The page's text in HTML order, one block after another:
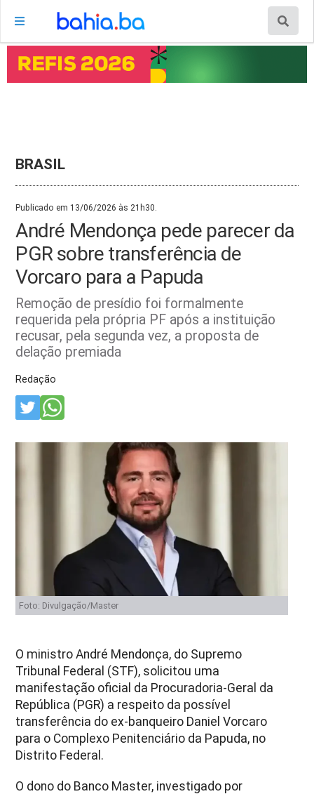
BRASIL
Publicado em 13/06/2026 às 21h30.
André Mendonça pede parecer da
PGR sobre transferência de
Vorcaro para a Papuda
Remoção de presídio foi formalmente
requerida pela própria PF após a instituição
recusar, pela segunda vez, a proposta de
delação premiada
Redação
Foto: Divulgação/Master
O ministro André Mendonça, do Supremo
Tribunal Federal (STF), solicitou uma
manifestação oficial da Procuradoria-Geral da
República (PGR) a respeito da possível
transferência do ex-banqueiro Daniel Vorcaro
para o Complexo Penitenciário da Papuda, no
Distrito Federal.
O dono do Banco Master, investigado por